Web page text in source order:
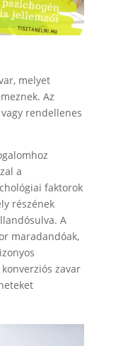
melyet
Az
rendellenes
a
faktorok
részének
A
maradandóak,
zavar